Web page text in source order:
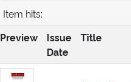
Item hits:
Preview
Issue
Date
Title